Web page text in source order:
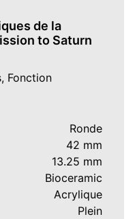
de la
to Saturn
Fonction
Ronde
42 mm
13.25 mm
Bioceramic
Acrylique
Plein